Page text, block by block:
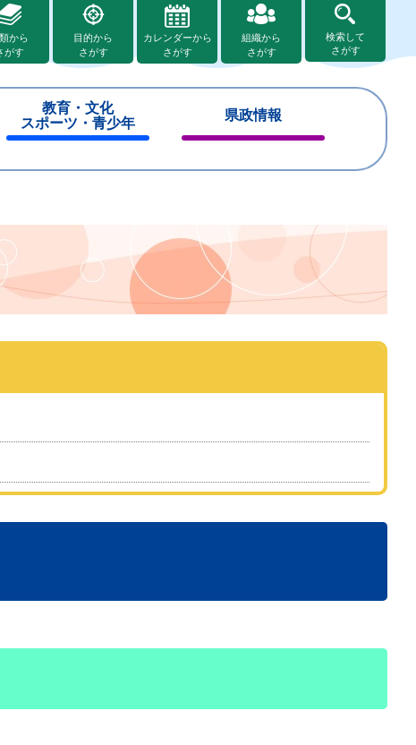
から
がす
目的から
さがす
カレンダーから
さがす
組織から
さがす
検索して
さがす
教育・文化
スポーツ・青少年
じ
県政情報
じ